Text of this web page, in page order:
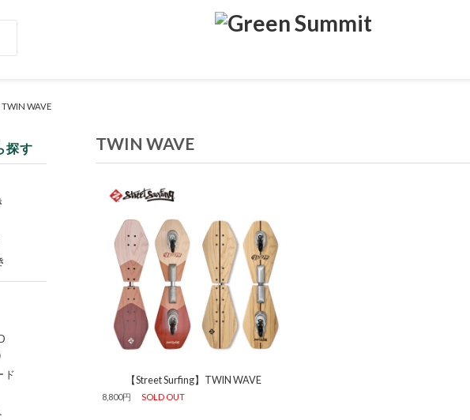
TWIN WAVE
探す
ド
TWIN WAVE
【Street Surfing】TWIN WAVE
8,800円 SOLD OUT